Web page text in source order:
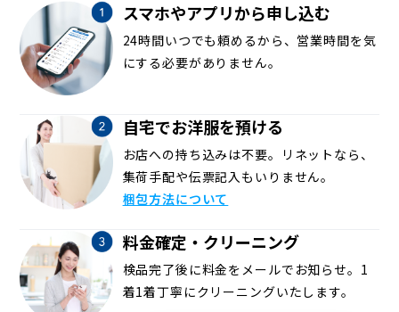
スマホやアプリから申し込む
24時間いつでも頼めるから、営業時間を気
にする必要がありません。
自宅でお洋服を預ける
お店への持ち込みは不要。リネットなら、
集荷手配や伝票記入もいりません。
梱包方法について
料金確定・クリーニング
検品完了後に料金をメールでお知らせ。1
着1着丁寧にクリーニングいたします。